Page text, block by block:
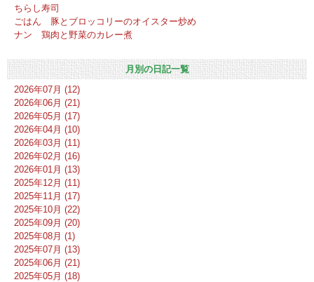
ちらし寿司
ごはん 豚とブロッコリーのオイスター炒め
ナン 鶏肉と野菜のカレー煮
月別の日記一覧
2026年07月 (12)
2026年06月 (21)
2026年05月 (17)
2026年04月 (10)
2026年03月 (11)
2026年02月 (16)
2026年01月 (13)
2025年12月 (11)
2025年11月 (17)
2025年10月 (22)
2025年09月 (20)
2025年08月 (1)
2025年07月 (13)
2025年06月 (21)
2025年05月 (18)